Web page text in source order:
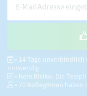
• 14 Tage
notwendig.
• Kein Risiko. Die
• 70 KollegInnen haben